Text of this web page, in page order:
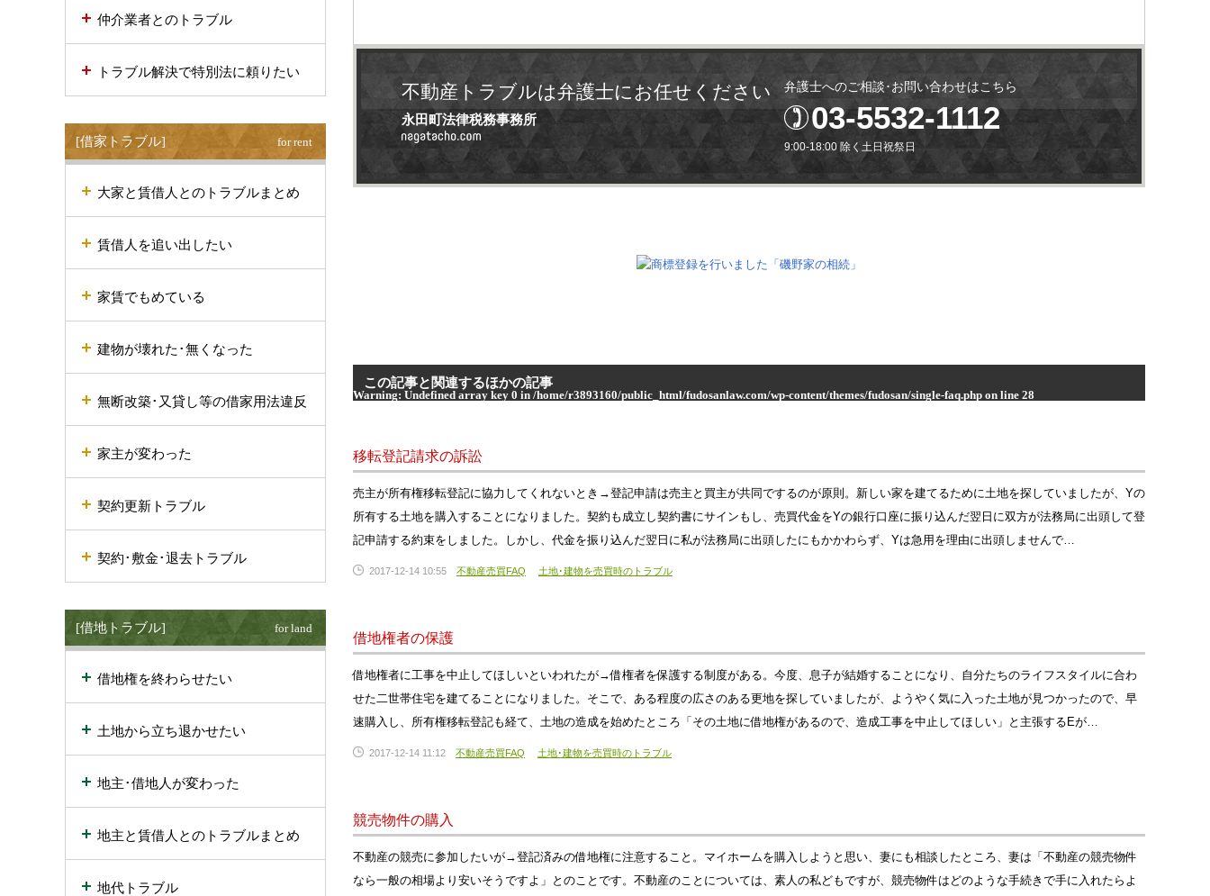
不動産トラブルは弁護士にお任せください
永田町法律税務事務所
弁護士へのご相談･お問い合わせはこちら
03-5532-1112
9:00-18:00 除く土日祝祭日
この記事と関連するほかの記事
Warning: Undefined array key 0 in /home/r3893160/public_html/fudosanlaw.com/wp-content/themes/fudosan/single-faq.php on line 28
移転登記請求の訴訟
売主が所有権移転登記に協力してくれないとき→登記申請は売主と買主が共同でするのが原則。新しい家を建てるために土地を探していましたが、Yの
所有する土地を購入することになりました。契約も成立し契約書にサインもし、売買代金をYの銀行口座に振り込んだ翌日に双方が法務局に出頭して登
記申請する約束をしました。しかし、代金を振り込んだ翌日に私が法務局に出頭したにもかかわらず、Yは急用を理由に出頭しませんで…
2017-12-14 10:55 不動産売買FAQ 土地･建物を売買時のトラブル
借地権者の保護
借地権者に工事を中止してほしいといわれたが→借権者を保護する制度がある。今度、息子が結婚することになり、自分たちのライフスタイルに合わ
せた二世帯住宅を建てることになりました。そこで、ある程度の広さのある更地を探していましたが、ようやく気に入った土地が見つかったので、早
速購入し、所有権移転登記も経て、土地の造成を始めたところ「その土地に借地権があるので、造成工事を中止してほしい」と主張するEが…
2017-12-14 11:12 不動産売買FAQ 土地･建物を売買時のトラブル
競売物件の購入
不動産の競売に参加したいが→登記済みの借地権に注意すること。マイホームを購入しようと思い、妻にも相談したところ、妻は「不動産の競売物件
なら一般の相場より安いそうですよ」とのことです。不動産のことについては、素人の私どもですが、競売物件はどのような手続きで手に入れたらよ
仲介業者とのトラブル
トラブル解決で特別法に頼りたい
[借家トラブル] for rent
大家と賃借人とのトラブルまとめ
賃借人を追い出したい
家賃でもめている
建物が壊れた･無くなった
無断改築･又貸し等の借家用法違反
家主が変わった
契約更新トラブル
契約･敷金･退去トラブル
[借地トラブル] for land
借地権を終わらせたい
土地から立ち退かせたい
地主･借地人が変わった
地主と賃借人とのトラブルまとめ
地代トラブル